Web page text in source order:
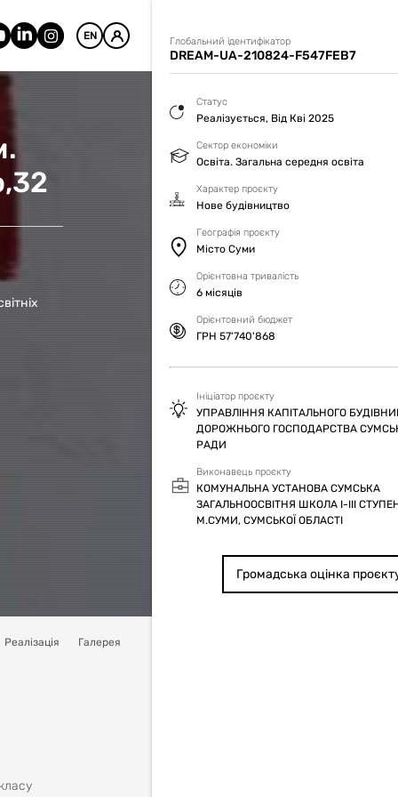
EN
Реалізація Галерея
Глобальний ідентифікатор
DREAM-UA-210824-F547FEB7
Статус
Реалізується, Від Кві 2025
Сектор економіки
Освіта. Загальна середня освіта
Характер проєкту
Нове будівництво
Географія проєкту
Місто Суми
Орієнтовна тривалість
6 місяців
Орієнтовний бюджет
ГРН 57'740'868
Ініціатор проєкту
УПРАВЛІННЯ КАПІТАЛЬНОГО
ДОРОЖНЬОГО ГОСПОДАРСТВА
РАДИ
Виконавець проєкту
КОМУНАЛЬНА УСТАНОВА СУМСЬКА
ЗАГАЛЬНООСВІТНЯ ШКОЛА I-IIІ
М.СУМИ, СУМСЬКОЇ ОБЛАСТІ
Громадська оцінка